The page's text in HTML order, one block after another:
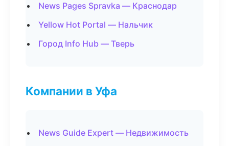
News Pages Spravka — Краснодар
Yellow Hot Portal — Нальчик
Город Info Hub — Тверь
Компании в Уфа
News Guide Expert — Недвижимость